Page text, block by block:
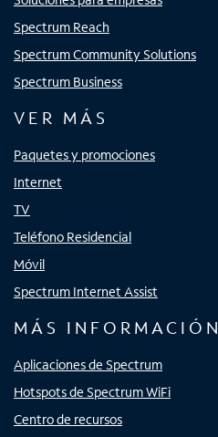
Spectrum Reach
Spectrum Community Solutions
Spectrum Business
VER MÁS
Paquetes y promociones
Internet
TV
Teléfono Residencial
Móvil
Spectrum Internet Assist
MÁS INFORMACIÓN
Aplicaciones de Spectrum
Hotspots de Spectrum WiFi
Centro de recursos